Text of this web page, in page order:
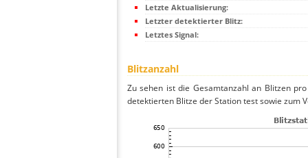
Letzte Aktualisierung:
Letzter detektierter Blitz:
Letztes Signal:
Blitzanzahl
Zu sehen ist die Gesamtanzahl an Blitzen
detektierten Blitze der Station test sowie zum